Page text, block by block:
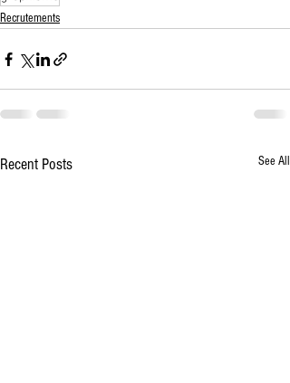
Recrutements
Recent Posts See All